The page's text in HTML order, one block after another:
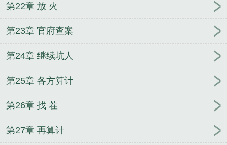
第22章 放 火
第23章 官府查案
第24章 继续坑人
第25章 各方算计
第26章 找 茬
第27章 再算计